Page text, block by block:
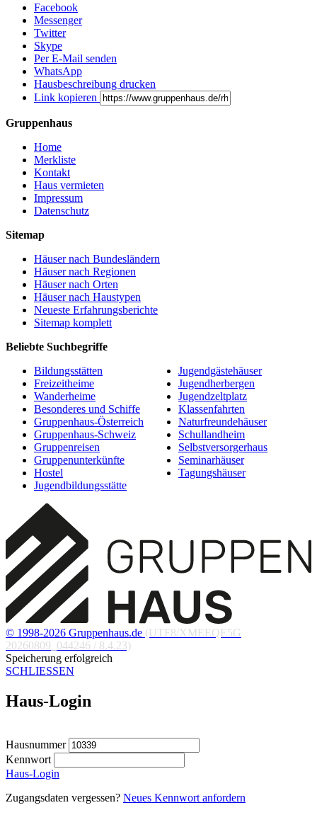
Facebook
Messenger
Twitter
Skype
Per E-Mail senden
WhatsApp
Hausbeschreibung drucken
Link kopieren
Gruppenhaus
Home
Merkliste
Kontakt
Haus vermieten
Impressum
Datenschutz
Sitemap
Häuser nach Bundesländern
Häuser nach Regionen
Häuser nach Orten
Häuser nach Haustypen
Neueste Erfahrungsberichte
Sitemap komplett
Beliebte Suchbegriffe
Bildungsstätten
Freizeitheime
Wanderheime
Besonderes und Schiffe
Gruppenhaus-Österreich
Gruppenhaus-Schweiz
Gruppenreisen
Gruppenunterkünfte
Hostel
Jugendbildungsstätte
Jugendgästehäuser
Jugendherbergen
Jugendzeltplatz
Klassenfahrten
Naturfreundehäuser
Schullandheim
Selbstversorgerhaus
Seminarhäuser
Tagungshäuser
© 1998-2026 Gruppenhaus.de (UTF8/XMEEQE5G
20260809_044246 / 8.4.23)
Speicherung erfolgreich
SCHLIESSEN
Haus-Login
Hausnummer
Kennwort
Haus-Login
Zugangsdaten vergessen? Neues Kennwort anfordern